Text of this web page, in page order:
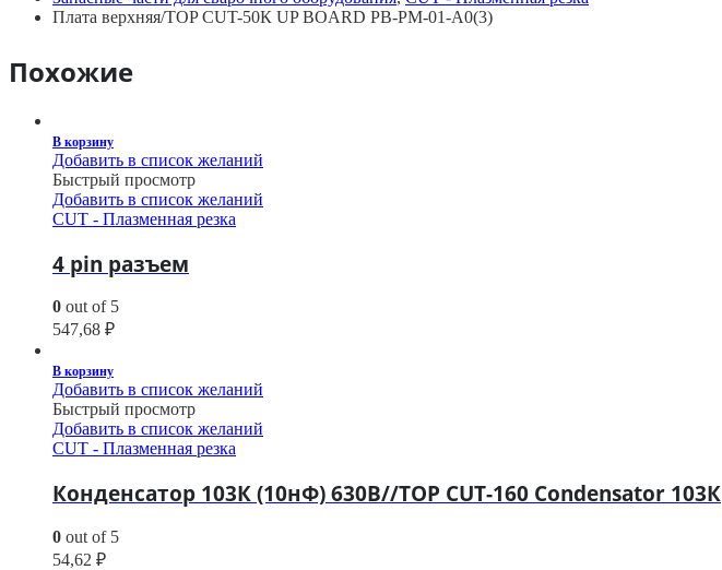
Плата верхняя/TOP CUT-50К UP BOARD PB-PM-01-A0(3)
Похожие
В корзину
Добавить в список желаний
Быстрый просмотр
Добавить в список желаний
CUT - Плазменная резка
4 pin разъем
0 out of 5
547,68 ₽
В корзину
Добавить в список желаний
Быстрый просмотр
Добавить в список желаний
CUT - Плазменная резка
Конденсатор 103К (10нФ) 630В//TOP CUT-160 Condensator 103К
0 out of 5
54,62 ₽